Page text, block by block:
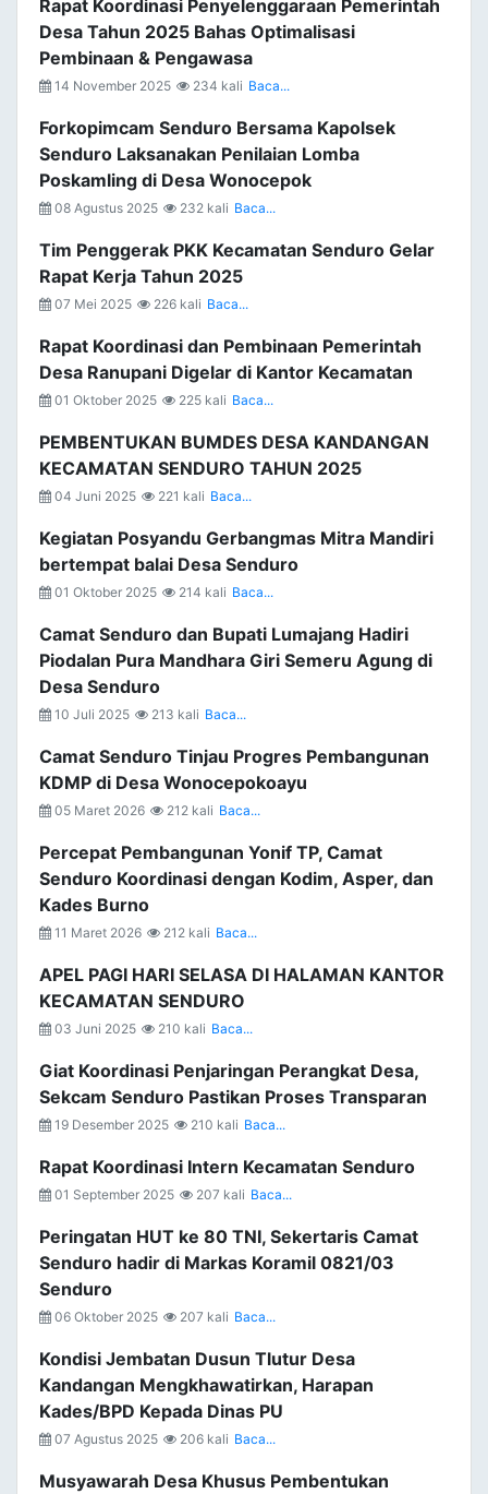
Rapat Koordinasi Penyelenggaraan Pemerintah
Desa Tahun 2025 Bahas Optimalisasi
Pembinaan & Pengawasa
14 November 2025 234 kali Baca...
Forkopimcam Senduro Bersama Kapolsek
Senduro Laksanakan Penilaian Lomba
Poskamling di Desa Wonocepok
08 Agustus 2025 232 kali Baca...
Tim Penggerak PKK Kecamatan Senduro Gelar
Rapat Kerja Tahun 2025
07 Mei 2025 226 kali Baca...
Rapat Koordinasi dan Pembinaan Pemerintah
Desa Ranupani Digelar di Kantor Kecamatan
01 Oktober 2025 225 kali Baca...
PEMBENTUKAN BUMDES DESA KANDANGAN
KECAMATAN SENDURO TAHUN 2025
04 Juni 2025 221 kali Baca...
Kegiatan Posyandu Gerbangmas Mitra Mandiri
bertempat balai Desa Senduro
01 Oktober 2025 214 kali Baca...
Camat Senduro dan Bupati Lumajang Hadiri
Piodalan Pura Mandhara Giri Semeru Agung di
Desa Senduro
10 Juli 2025 213 kali Baca...
Camat Senduro Tinjau Progres Pembangunan
KDMP di Desa Wonocepokoayu
05 Maret 2026 212 kali Baca...
Percepat Pembangunan Yonif TP, Camat
Senduro Koordinasi dengan Kodim, Asper, dan
Kades Burno
11 Maret 2026 212 kali Baca...
APEL PAGI HARI SELASA DI HALAMAN KANTOR
KECAMATAN SENDURO
03 Juni 2025 210 kali Baca...
Giat Koordinasi Penjaringan Perangkat Desa,
Sekcam Senduro Pastikan Proses Transparan
19 Desember 2025 210 kali Baca...
Rapat Koordinasi Intern Kecamatan Senduro
01 September 2025 207 kali Baca...
Peringatan HUT ke 80 TNI, Sekertaris Camat
Senduro hadir di Markas Koramil 0821/03
Senduro
06 Oktober 2025 207 kali Baca...
Kondisi Jembatan Dusun Tlutur Desa
Kandangan Mengkhawatirkan, Harapan
Kades/BPD Kepada Dinas PU
07 Agustus 2025 206 kali Baca...
Musyawarah Desa Khusus Pembentukan